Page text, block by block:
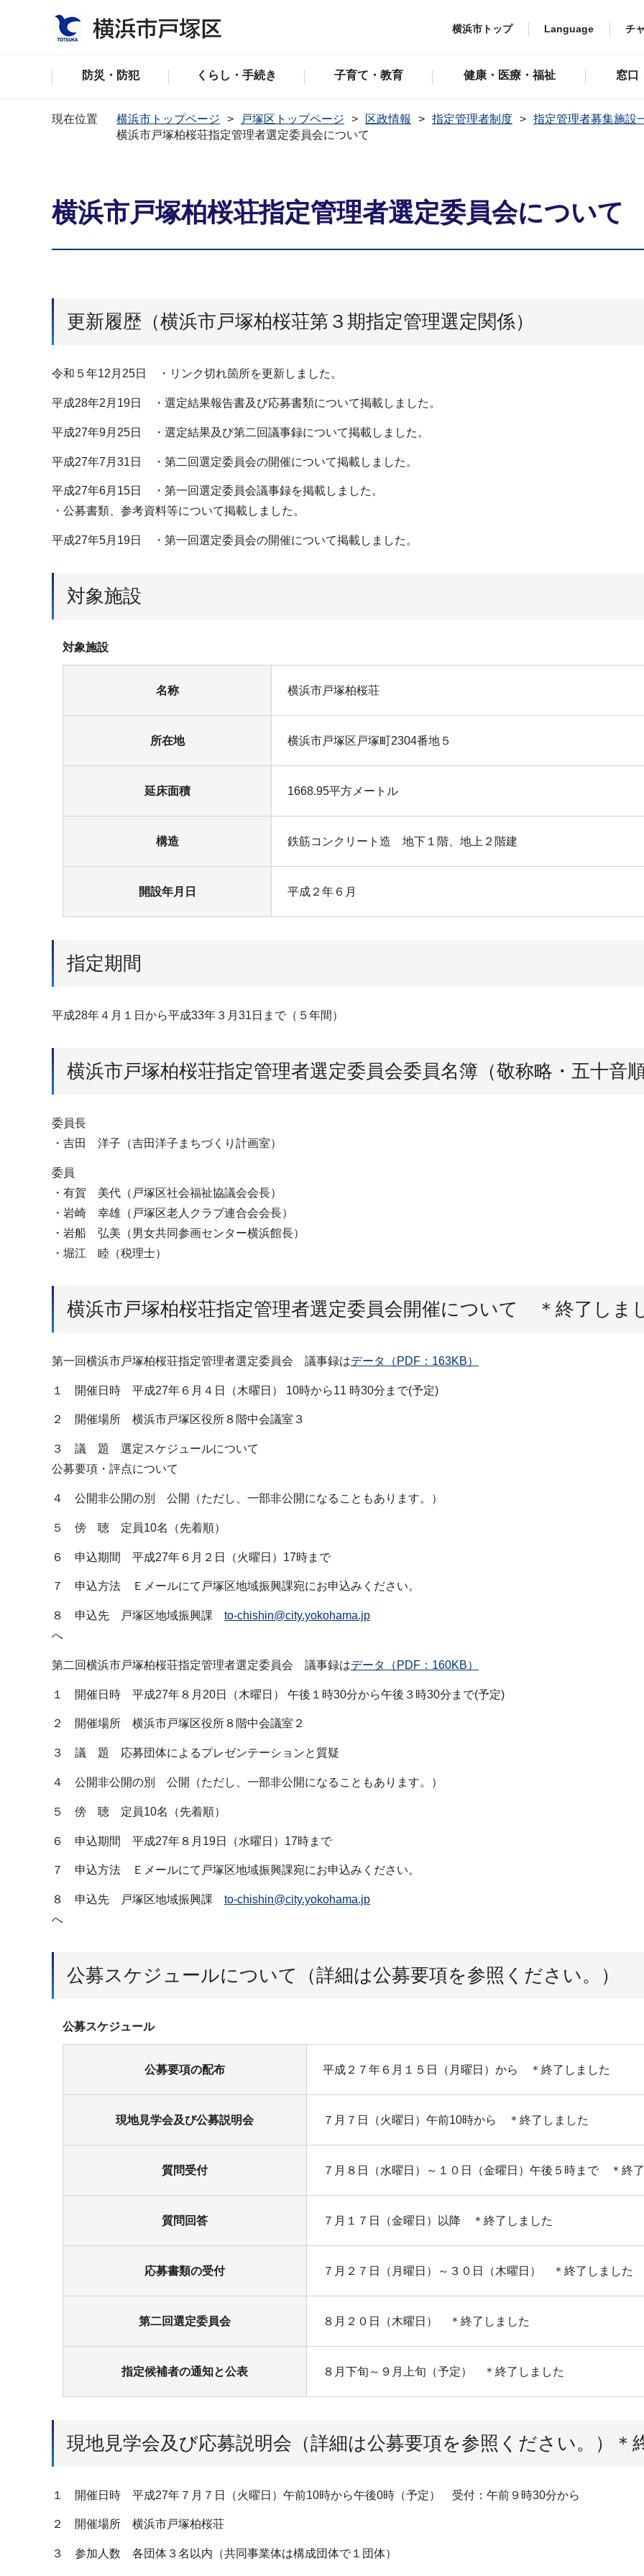
横浜市トップ Language チ
防災・防犯 くらし・手続き 子育て・教育 健康・医療・福祉 窓口
現在位置 横浜市トップページ 戸塚区トップページ 区政情報 指定管理者制度
指定管理者募集施設
横浜市戸塚柏桜荘指定管理者選定委員会について
横浜市戸塚柏桜荘指定管理者選定委員会について
更新履歴（横浜市戸塚柏桜荘第３期指定管理選定関係）
令和５年12月25日 ・リンク切れ箇所を更新しました。
平成28年2月19日 ・選定結果報告書及び応募書類について掲載しました。
平成27年9月25日 ・選定結果及び第二回議事録について掲載しました。
平成27年7月31日 ・第二回選定委員会の開催について掲載しました。
平成27年6月15日 ・第一回選定委員会議事録を掲載しました。
・公募書類、参考資料等について掲載しました。
平成27年5月19日 ・第一回選定委員会の開催について掲載しました。
対象施設
対象施設
名称 横浜市戸塚柏桜荘
所在地 横浜市戸塚区戸塚町2304番地５
延床面積 1668.95平方メートル
構造 鉄筋コンクリート造 地下１階、地上２階建
開設年月日 平成２年６月
指定期間
平成28年４月１日から平成33年３月31日まで（５年間）
横浜市戸塚柏桜荘指定管理者選定委員会委員名簿（敬称略・五十音
委員長
・吉田 洋子（吉田洋子まちづくり計画室）
委員
・有賀 美代（戸塚区社会福祉協議会会長）
・岩崎 幸雄（戸塚区老人クラブ連合会会長）
・岩船 弘美（男女共同参画センター横浜館長）
・堀江 睦（税理士）
横浜市戸塚柏桜荘指定管理者選定委員会開催について ＊終了しま
第一回横浜市戸塚柏桜荘指定管理者選定委員会 議事録はデータ（PDF：163KB）
１ 開催日時 平成27年６月４日（木曜日） 10時から11 時30分まで(予定)
２ 開催場所 横浜市戸塚区役所８階中会議室３
３ 議 題 選定スケジュールについて
公募要項・評点について
４ 公開非公開の別 公開（ただし、一部非公開になることもあります。）
５ 傍 聴 定員10名（先着順）
６ 申込期間 平成27年６月２日（火曜日）17時まで
７ 申込方法 Ｅメールにて戸塚区地域振興課宛にお申込みください。
８ 申込先 戸塚区地域振興課 to-chishin@city.yokohama.jp
へ
第二回横浜市戸塚柏桜荘指定管理者選定委員会 議事録はデータ（PDF：160KB）
１ 開催日時 平成27年８月20日（木曜日） 午後１時30分から午後３時30分まで(予定)
２ 開催場所 横浜市戸塚区役所８階中会議室２
３ 議 題 応募団体によるプレゼンテーションと質疑
４ 公開非公開の別 公開（ただし、一部非公開になることもあります。）
５ 傍 聴 定員10名（先着順）
６ 申込期間 平成27年８月19日（水曜日）17時まで
７ 申込方法 Ｅメールにて戸塚区地域振興課宛にお申込みください。
８ 申込先 戸塚区地域振興課 to-chishin@city.yokohama.jp
へ
公募スケジュールについて（詳細は公募要項を参照ください。）
公募スケジュール
公募要項の配布 平成２７年６月１５日（月曜日）から ＊終了しました
現地見学会及び公募説明会 ７月７日（火曜日）午前10時から ＊終了しました
質問受付 ７月８日（水曜日）～１０日（金曜日）午後５時まで ＊終
質問回答 ７月１７日（金曜日）以降 ＊終了しました
応募書類の受付 ７月２７日（月曜日）～３０日（木曜日） ＊終了しました
第二回選定委員会 ８月２０日（木曜日） ＊終了しました
指定候補者の通知と公表 ８月下旬～９月上旬（予定） ＊終了しました
現地見学会及び応募説明会（詳細は公募要項を参照ください。）＊
１ 開催日時 平成27年７月７日（火曜日）午前10時から午後0時（予定） 受付：午前９時30分から
２ 開催場所 横浜市戸塚柏桜荘
３ 参加人数 各団体３名以内（共同事業体は構成団体で１団体）